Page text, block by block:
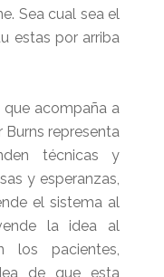
Sea cual sea el
estas por arriba
que acompaña a
Burns representa
técnicas y
y esperanzas,
el sistema al
la idea al
los pacientes,
de que esta